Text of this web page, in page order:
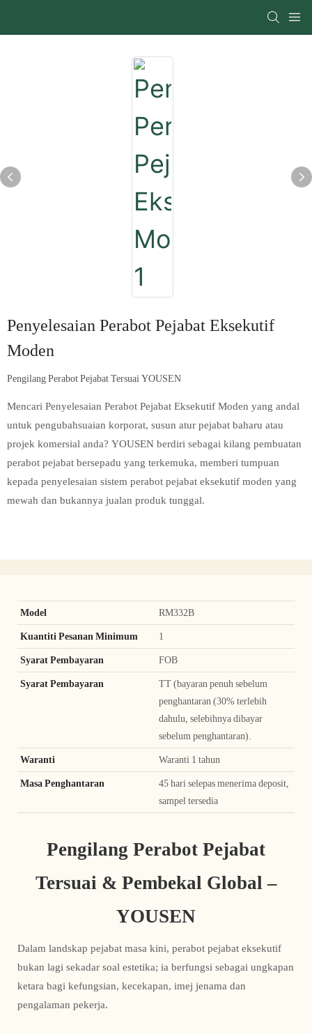
Penyelesaian Perabot Pejabat Eksekutif
Moden
Pengilang Perabot Pejabat Tersuai YOUSEN
Mencari Penyelesaian Perabot Pejabat Eksekutif Moden yang andal
untuk pengubahsuaian korporat, susun atur pejabat baharu atau
projek komersial anda? YOUSEN berdiri sebagai kilang pembuatan
perabot pejabat bersepadu yang terkemuka, memberi tumpuan
kepada penyelesaian sistem perabot pejabat eksekutif moden yang
mewah dan bukannya jualan produk tunggal.
Model RM332B
Kuantiti Pesanan Minimum 1
Syarat Pembayaran FOB
Syarat Pembayaran
TT (bayaran penuh sebelum
penghantaran (30% terlebih
dahulu, selebihnya dibayar
sebelum penghantaran).
Waranti Waranti 1 tahun
Masa Penghantaran
45 hari selepas menerima deposit,
sampel tersedia
Pengilang Perabot Pejabat
Tersuai & Pembekal Global –
YOUSEN
Dalam landskap pejabat masa kini, perabot pejabat eksekutif
bukan lagi sekadar soal estetika; ia berfungsi sebagai ungkapan
ketara bagi kefungsian, kecekapan, imej jenama dan
pengalaman pekerja.